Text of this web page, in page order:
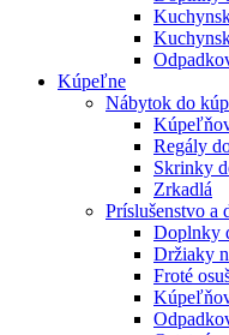
Kúpeľne
Nábytok do
Regály
Skrinky
Zrkadlá
Príslušenstvo
Doplnky
Držiaky
Froté